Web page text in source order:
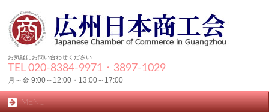
お気軽にお問い合わせください
TEL020-8384‐9971・3897-1029
月～金 9:00～12:00・13:00～17:00
MENU